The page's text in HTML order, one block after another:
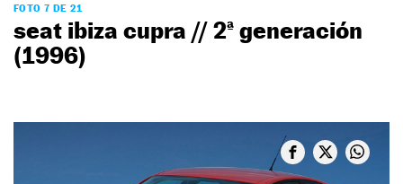
FOTO 7 DE 21
seat ibiza cupra // 2ª generación
(1996)